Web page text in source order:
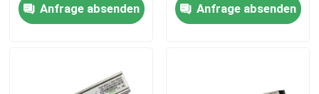
Fabrik-Ausflug
Anfrage absenden
Anfrage absenden